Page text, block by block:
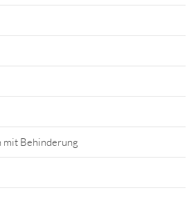
mit Behinderung